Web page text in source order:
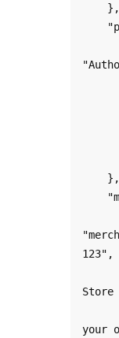
123",
Store
your